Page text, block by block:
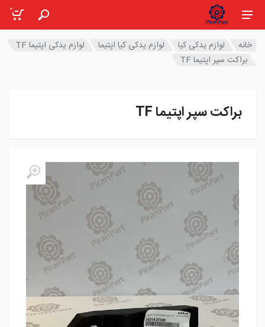
0
خانه لوازم یدکی کیا لوازم یدکی کیا اپتیما
لوازم یدکی اپتیما TF
براکت سپر اپتیما TF
براکت سپر اپتیما TF